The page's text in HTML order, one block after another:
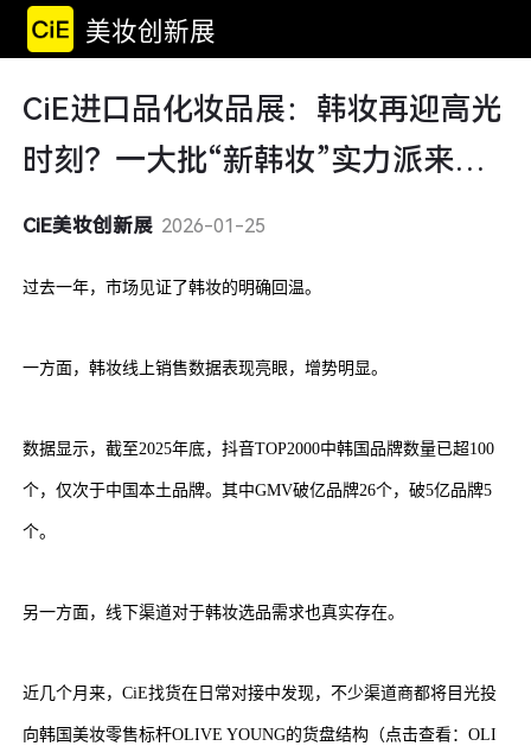
美妆创新展
CiE进口品化妆品展：韩妆再迎高光
时刻？一大批“新韩妆”实力派来
了！
CiE美妆创新展 2026-01-25
过去一年，市场见证了韩妆的明确回温。
一方面，韩妆线上销售数据表现亮眼，增势明显。
数据显示，截至2025年底，抖音TOP2000中韩国品牌数量已超100
个，仅次于中国本土品牌。其中GMV破亿品牌26个，破5亿品牌5
个。
另一方面，线下渠道对于韩妆选品需求也真实存在。
近几个月来，CiE找货在日常对接中发现，不少渠道商都将目光投
向韩国美妆零售标杆OLIVE YOUNG的货盘结构（点击查看：OLI